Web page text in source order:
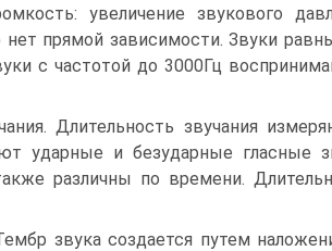
увеличение звукового
прямой зависимости. Звуки
с частотой до 3000Гц
Длительность звучания
ударные и безударные гласные
различны по времени.
звука создается путем